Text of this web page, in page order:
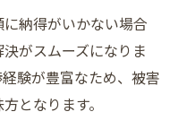
納得がいかない場合
がスムーズになりま
験が豊富なため、被害
となります。